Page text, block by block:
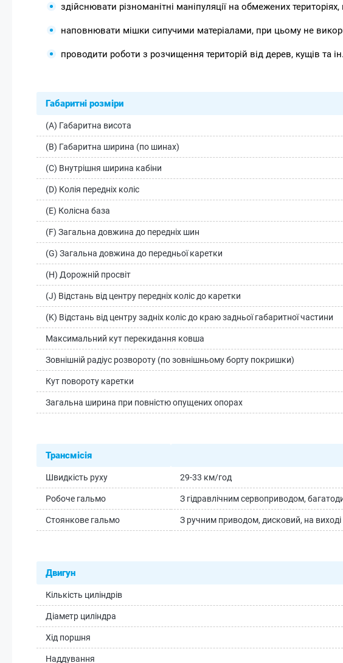
здійснювати різноманітні маніпуляції на обмежених
наповнювати мішки сипучими матеріалами, при цьому не
проводити роботи з розчищення територій від дерев, кущів та ін.
Габаритні розміри
(A) Габаритна висота
(B) Габаритна ширина (по шинах)
(C) Внутрішня ширина кабіни
(D) Колія передніх коліс
(E) Колісна база
(F) Загальна довжина до передніх шин
(G) Загальна довжина до передньої каретки
(H) Дорожній просвіт
(J) Відстань від центру передніх коліс до каретки
(K) Відстань від центру задніх коліс до краю задньої габаритної частини
Максимальний кут перекидання ковша
Зовнішній радіус розвороту (по зовнішньому борту покришки)
Кут повороту каретки
Загальна ширина при повністю опущених опорах
Трансмісія
Швидкість руху 29-33 км/год
Робоче гальмо З гідравлічним сервоприводом,
Стоянкове гальмо З ручним приводом, дисковий, на
Двигун
Кількість циліндрів
Діаметр циліндра
Хід поршня
Наддування